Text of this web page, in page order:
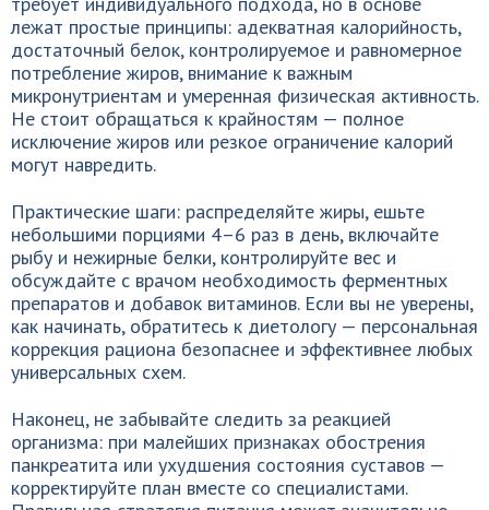
лежат простые принципы: адекватная калорийность,
достаточный белок, контролируемое и равномерное
потребление жиров, внимание к важным
микронутриентам и умеренная физическая активность.
Не стоит обращаться к крайностям — полное
исключение жиров или резкое ограничение калорий
могут навредить.
Практические шаги: распределяйте жиры, ешьте
небольшими порциями 4–6 раз в день, включайте
рыбу и нежирные белки, контролируйте вес и
обсуждайте с врачом необходимость ферментных
препаратов и добавок витаминов. Если вы не уверены,
как начинать, обратитесь к диетологу — персональная
коррекция рациона безопаснее и эффективнее любых
универсальных схем.
Наконец, не забывайте следить за реакцией
организма: при малейших признаках обострения
панкреатита или ухудшения состояния суставов —
корректируйте план вместе со специалистами.